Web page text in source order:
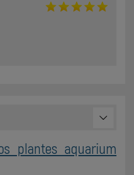
plantes aquarium